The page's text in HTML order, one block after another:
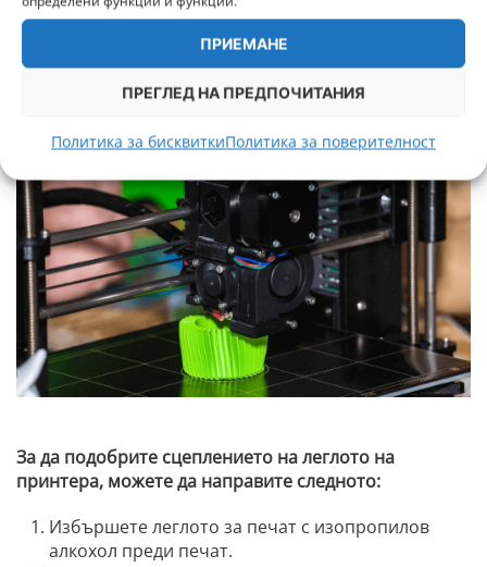
ПРИЕМАНЕ
ПРЕГЛЕД НА ПРЕДПОЧИТАНИЯ
Политика за бисквиткиПолитика за поверителност
Добрата адхезия на леглото е много важна при
печат с PLA или други нишки. Адхезията на леглото
се отнася до способността на отпечатаната
докато трае процесът на печат.
За да подобрите сцеплението на леглото на
принтера, можете да направите следното:
Избършете леглото за печат с изопропилов
алкохол преди печат.